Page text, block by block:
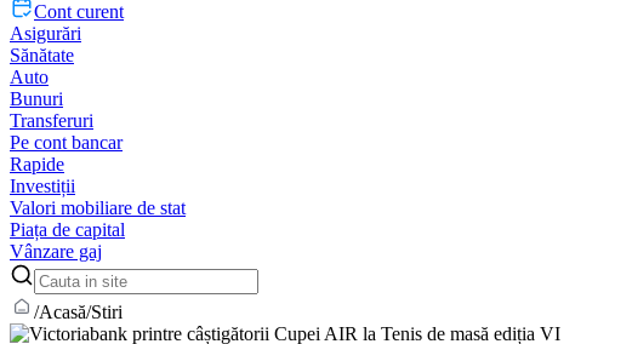
Cont curent
Asigurări
Sănătate
Auto
Bunuri
Transferuri
Pe cont bancar
Rapide
Investiții
Valori mobiliare de stat
Piața de capital
Vânzare gaj
/Acasă/Stiri